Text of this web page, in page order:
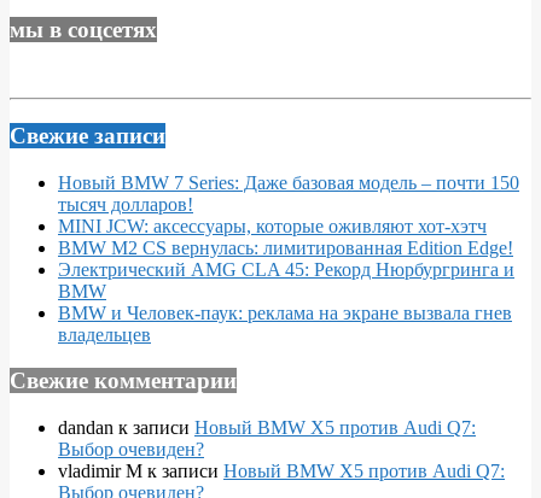
мы в соцсетях
Свежие записи
Новый BMW 7 Series: Даже базовая модель – почти 150
тысяч долларов!
MINI JCW: аксессуары, которые оживляют хот-хэтч
BMW M2 CS вернулась: лимитированная Edition Edge!
Электрический AMG CLA 45: Рекорд Нюрбургринга и
BMW
BMW и Человек-паук: реклама на экране вызвала гнев
владельцев
Свежие комментарии
dandan к записи Новый BMW X5 против Audi Q7:
Выбор очевиден?
vladimir M к записи Новый BMW X5 против Audi Q7:
Выбор очевиден?